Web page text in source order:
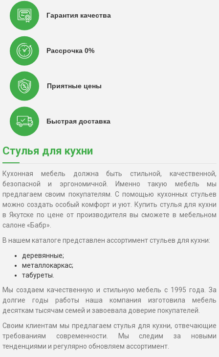
Гарантия качества
Рассрочка 0%
Приятные цены
Быстрая доставка
Стулья для кухни
Кухонная мебель должна быть стильной, качественной,
безопасной и эргономичной. Именно такую мебель мы
предлагаем своим покупателям. С помощью кухонных стульев
можно создать особый комфорт и уют. Купить стулья для кухни
в Якутске по цене от производителя вы сможете в мебельном
салоне «Бабр».
В нашем каталоге представлен ассортимент стульев для кухни:
деревянные;
металлокаркас;
табуреты.
Мы создаем качественную и стильную мебель с 1995 года. За
долгие годы работы наша компания изготовила мебель
десяткам тысячам семей и завоевала доверие покупателей.
Своим клиентам мы предлагаем стулья для кухни, отвечающие
требованиям современности. Мы следим за новыми
тенденциями и регулярно обновляем ассортимент.